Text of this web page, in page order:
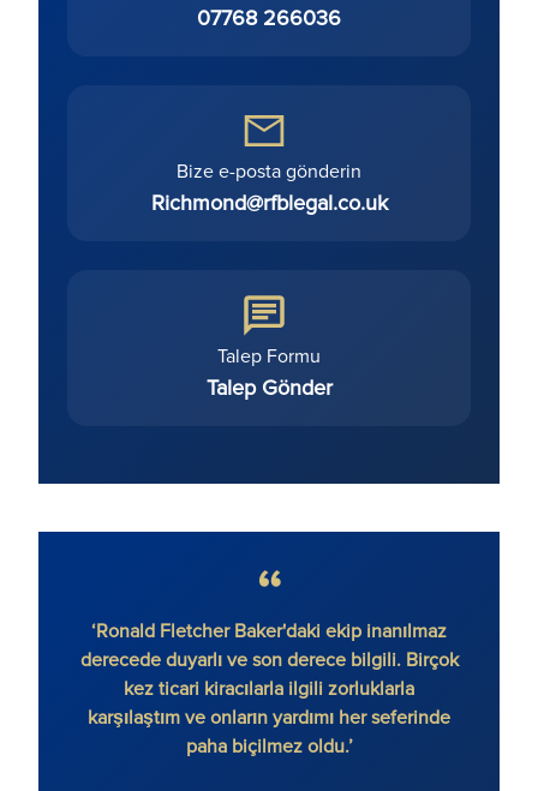
07768 266036
Bize e-posta gönderin
Richmond@rfblegal.co.uk
Talep Formu
Talep Gönder
‘Ronald Fletcher Baker'daki ekip inanılmaz
derecede duyarlı ve son derece bilgili. Birçok
kez ticari kiracılarla ilgili zorluklarla
karşılaştım ve onların yardımı her seferinde
paha biçilmez oldu.’